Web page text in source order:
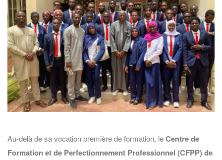
Au-delà de sa vocation première de formation, leCentre de
Formation et de Perfectionnement Professionnel (CFPP) de